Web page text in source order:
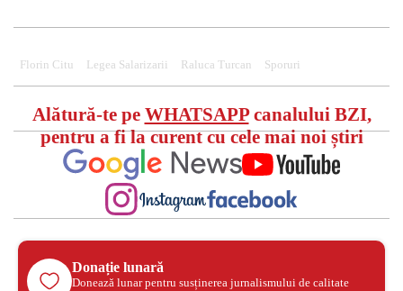
Florin Citu Legea Salarizarii Raluca Turcan Sporuri
Alătură-te pe WHATSAPPcanalului BZI,
pentru a fi la curent cu cele mai noi știri
Donație lunară
Donează lunar pentru susținerea jurnalismului de calitate